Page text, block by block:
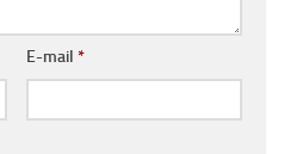
E-mail *